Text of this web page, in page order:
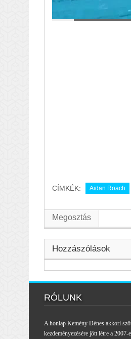
CÍMKÉK: Aidan Roach
Megosztás
Hozzászólások
RÓLUNK
A honlap Kemény Dénes akkori
kezdeményezésére jött létre a